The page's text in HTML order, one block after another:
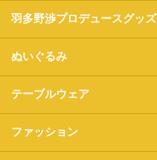
羽多野渉プロデュースグッズ
ぬいぐるみ
テーブルウェア
ファッション